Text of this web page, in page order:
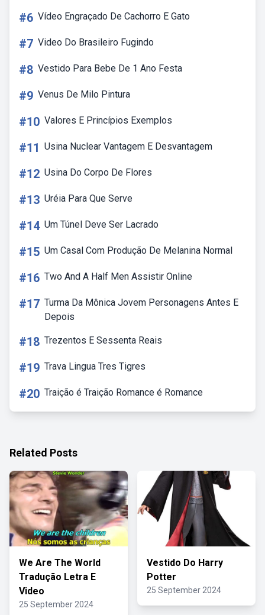
#6 Vídeo Engraçado De Cachorro E Gato
#7 Video Do Brasileiro Fugindo
#8 Vestido Para Bebe De 1 Ano Festa
#9 Venus De Milo Pintura
#10 Valores E Princípios Exemplos
#11 Usina Nuclear Vantagem E Desvantagem
#12 Usina Do Corpo De Flores
#13 Uréia Para Que Serve
#14 Um Túnel Deve Ser Lacrado
#15 Um Casal Com Produção De Melanina Normal
#16 Two And A Half Men Assistir Online
#17 Turma Da Mônica Jovem Personagens Antes E
Depois
#18 Trezentos E Sessenta Reais
#19 Trava Lingua Tres Tigres
#20 Traição é Traição Romance é Romance
Related Posts
We Are The World
Tradução Letra E
Video
25 September 2024
Vestido Do Harry
Potter
25 September 2024